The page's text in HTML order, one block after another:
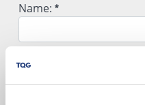
Erforderlich
Name:
Name:
Erforderlich
Unternehmen: